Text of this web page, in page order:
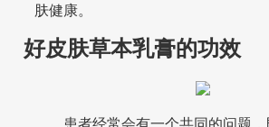
肤健康。
好皮肤草本乳膏的功效